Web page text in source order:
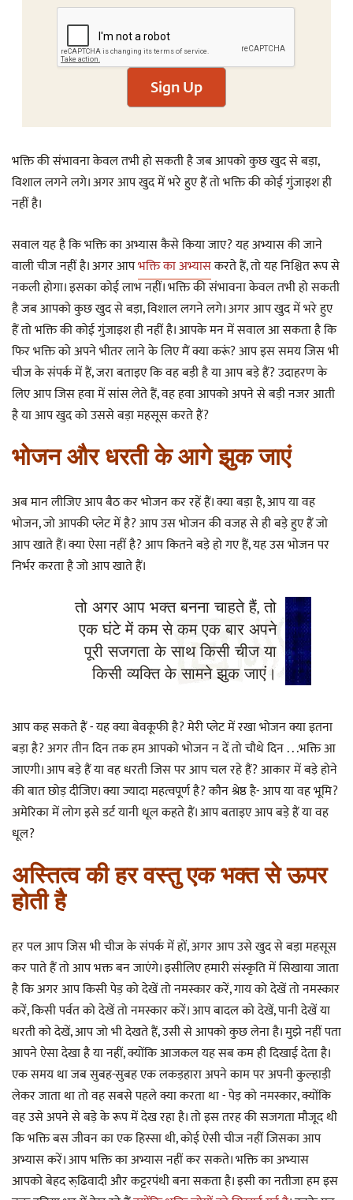
Sign Up
भक्ति की संभावना केवल तभी हो सकती है जब आपको कुछ खुद से बड़ा,
विशाल लगने लगे। अगर आप खुद में भरे हुए हैं तो भक्ति की कोई गुंजाइश ही
नहीं है।
सवाल यह है कि भक्ति का अभ्यास कैसे किया जाए? यह अभ्यास की जाने
वाली चीज नहीं है। अगर आपभक्ति का अभ्यासकरते हैं, तो यह निश्चित रूप से
नकली होगा। इसका कोई लाभ नहीं। भक्ति की संभावना केवल तभी हो सकती
है जब आपको कुछ खुद से बड़ा, विशाल लगने लगे। अगर आप खुद में भरे हुए
हैं तो भक्ति की कोई गुंजाइश ही नहीं है। आपके मन में सवाल आ सकता है कि
फिर भक्ति को अपने भीतर लाने के लिए मैं क्या करूं? आप इस समय जिस भी
चीज के संपर्क में हैं, जरा बताइए कि वह बड़ी है या आप बड़े हैं? उदाहरण के
लिए आप जिस हवा में सांस लेते हैं, वह हवा आपको अपने से बड़ी नजर आती
है या आप खुद को उससे बड़ा महसूस करते हैं?
भोजन और धरती के आगे झुक जाएं
अब मान लीजिए आप बैठ कर भोजन कर रहें हैं। क्या बड़ा है, आप या वह
भोजन, जो आपकी प्लेट में है? आप उस भोजन की वजह से ही बड़े हुए हैं जो
आप खाते हैं। क्या ऐसा नहीं है? आप कितने बड़े हो गए हैं, यह उस भोजन पर
निर्भर करता है जो आप खाते हैं।
तो अगर आप भक्त बनना चाहते हैं, तो
एक घंटे में कम से कम एक बार अपने
पूरी सजगता के साथ किसी चीज या
किसी व्यक्ति के सामने झुक जाएं।
आप कह सकते हैं - यह क्या बेवकूफी है? मेरी प्लेट में रखा भोजन क्या इतना
बड़ा है? अगर तीन दिन तक हम आपको भोजन न दें तो चौथे दिन . . .भक्ति आ
जाएगी। आप बड़े हैं या वह धरती जिस पर आप चल रहे हैं? आकार में बड़े होने
की बात छोड़ दीजिए। क्या ज्यादा महत्वपूर्ण है? कौन श्रेष्ठ है- आप या वह भूमि?
अमेरिका में लोग इसे डर्ट यानी धूल कहते हैं। आप बताइए आप बड़े हैं या वह
धूल?
अस्तित्व की हर वस्तु एक भक्त से ऊपर
होती है
हर पल आप जिस भी चीज के संपर्क में हों, अगर आप उसे खुद से बड़ा महसूस
कर पाते हैं तो आप भक्त बन जाएंगे। इसीलिए हमारी संस्कृति में सिखाया जाता
है कि अगर आप किसी पेड़ को देखें तो नमस्कार करें, गाय को देखें तो नमस्कार
करें, किसी पर्वत को देखें तो नमस्कार करें। आप बादल को देखें, पानी देखें या
धरती को देखें, आप जो भी देखते हैं, उसी से आपको कुछ लेना है। मुझे नहीं पता
आपने ऐसा देखा है या नहीं, क्योंकि आजकल यह सब कम ही दिखाई देता है।
एक समय था जब सुबह-सुबह एक लकड़हारा अपने काम पर अपनी कुल्हाड़ी
लेकर जाता था तो वह सबसे पहले क्या करता था - पेड़ को नमस्कार, क्योंकि
वह उसे अपने से बड़े के रूप में देख रहा है। तो इस तरह की सजगता मौजूद थी
कि भक्ति बस जीवन का एक हिस्सा थी, कोई ऐसी चीज नहीं जिसका आप
अभ्यास करें। आप भक्ति का अभ्यास नहीं कर सकते। भक्ति का अभ्यास
आपको बेहद रूढि़वादी और कट्टरपंथी बना सकता है। इसी का नतीजा हम इस